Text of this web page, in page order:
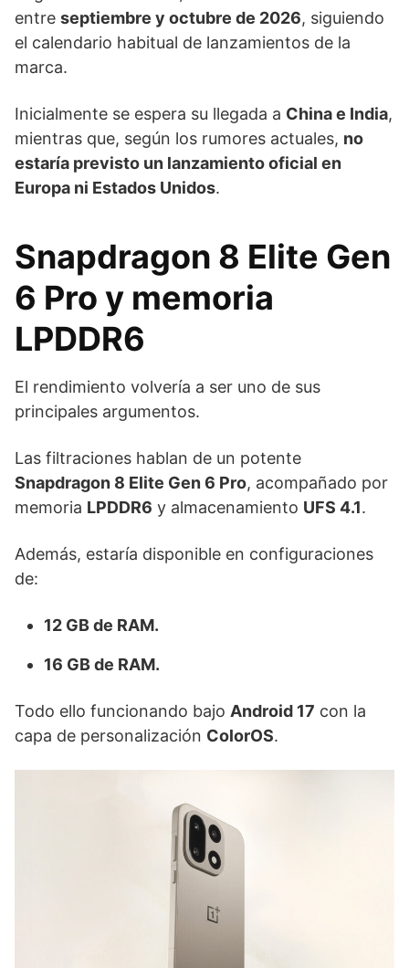
entre septiembre y octubre de 2026, siguiendo
el calendario habitual de lanzamientos de la
marca.
Inicialmente se espera su llegada a China e India,
mientras que, según los rumores actuales, no
estaría previsto un lanzamiento oficial en
Europa ni Estados Unidos.
Snapdragon 8 Elite Gen
6 Pro y memoria
LPDDR6
El rendimiento volvería a ser uno de sus
principales argumentos.
Las filtraciones hablan de un potente
Snapdragon 8 Elite Gen 6 Pro, acompañado por
memoria LPDDR6 y almacenamiento UFS 4.1.
Además, estaría disponible en configuraciones
de:
12 GB de RAM.
16 GB de RAM.
Todo ello funcionando bajo Android 17 con la
capa de personalización ColorOS.